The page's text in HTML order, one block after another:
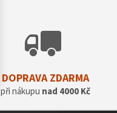
DOPRAVA ZDARMA
při nákupu nad 4000 Kč